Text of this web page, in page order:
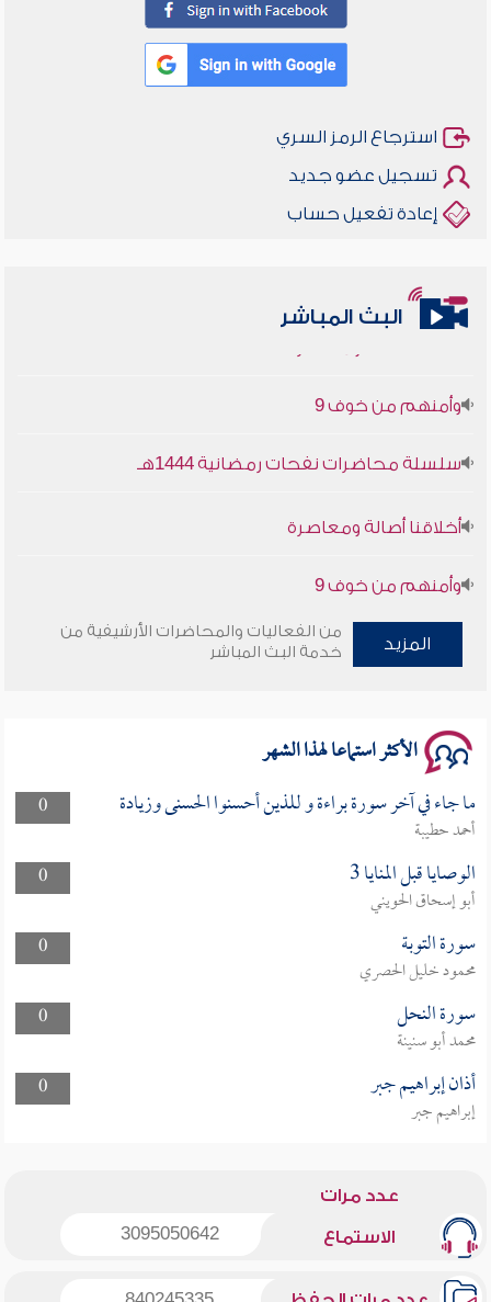
استرجاع الرمز السري
تسجيل عضو جديد
إعادة تفعيل حساب
البث المباشر
أخلاقنا أصالة ومعاصرة
المزيد
من الفعاليات والمحاضرات الأرشيفية من
خدمة البث المباشر
الأكثر استماعا لهذا الشهر
0 ما جاء في آخر سورة براءة و للذين أحسنوا الحسنى وزيادة
أحمد حطيبة
0
الوصايا قبل المنايا 3
أبو إسحاق الحويني
0
سورة التوبة
محمود خليل الحصري
0
سورة النحل
محمد أبو سنينة
0
أذان إبراهيم جبر
إبراهيم جبر
عدد مرات
الاستماع 3095050642